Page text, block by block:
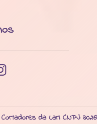
Cortadores da Lari CNPJ: